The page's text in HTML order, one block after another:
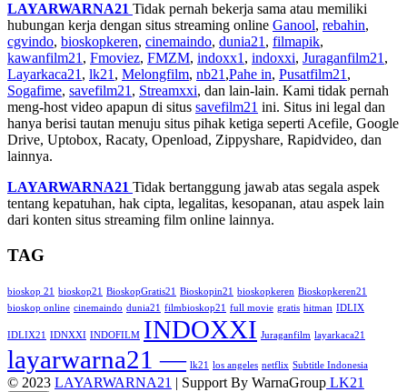
LAYARWARNA21 Tidak pernah bekerja sama atau memiliki
hubungan kerja dengan situs streaming online Ganool, rebahin,
cgvindo, bioskopkeren, cinemaindo, dunia21 , filmapik,
kawanfilm21 , Fmoviez, FMZM, indoxx1 , indoxxi, Juraganfilm21 ,
Layarkaca21 , lk21 , Melongfilm, nb21 ,Pahe in, Pusatfilm21 ,
Sogafime, savefilm21 , Streamxxi, dan lain-lain. Kami tidak pernah
meng-host video apapun di situs savefilm21 ini. Situs ini legal dan
hanya berisi tautan menuju situs pihak ketiga seperti Acefile, Google
Drive, Uptobox, Racaty, Openload, Zippyshare, Rapidvideo, dan
lainnya.
LAYARWARNA21 Tidak bertanggung jawab atas segala aspek
tentang kepatuhan, hak cipta, legalitas, kesopanan, atau aspek lain
dari konten situs streaming film online lainnya.
TAG
bioskop 21 bioskop21 BioskopGratis21 Bioskopin21 bioskopkeren Bioskopkeren21
bioskop online cinemaindo dunia21 filmbioskop21 full movie gratis hitman IDLIX
IDLIX21 IDNXXI INDOFILM INDOXXI Juraganfilm layarkaca21
layarwarna21 — lk21 los angeles netflix Subtitle Indonesia
© 2023 LAYARWARNA21 | Support By WarnaGroup LK21